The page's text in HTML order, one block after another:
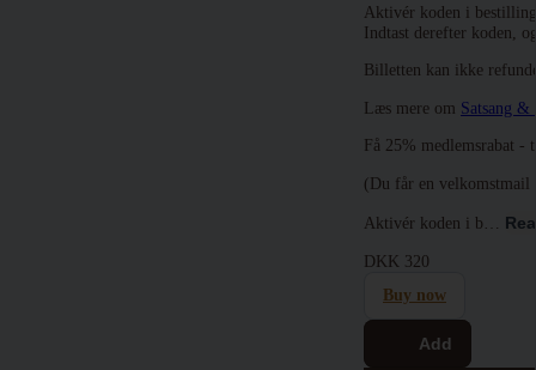
Aktivér koden i
Indtast derefter koden,
Billetten kan ikke
Læs mere om Satsang &
Få 25% medlemsrabat -
(Du får en velkomstmail
Aktivér koden i b…
DKK 320
Buy now
Add